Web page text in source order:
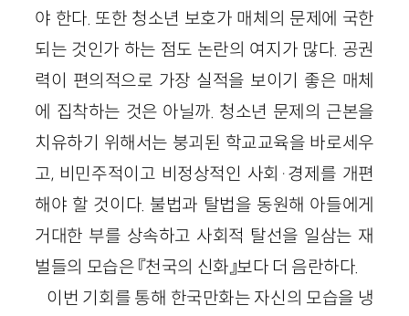
야 한다. 또한 청소년 보호가 매체의 문제에 국한
되는 것인가 하는 점도 논란의 여지가 많다. 공권
력이 편의적으로 가장 실적을 보이기 좋은 매체
에 집착하는 것은 아닐까. 청소년 문제의 근본을
치유하기 위해서는 붕괴된 학교교육을 바로세우
고, 비민주적이고 비정상적인 사회·경제를 개편
해야 할 것이다. 불법과 탈법을 동원해 아들에게
거대한 부를 상속하고 사회적 탈선을 일삼는 재
벌들의 모습은 『천국의 신화』보다 더 음란하다.
이번 기회를 통해 한국만화는 자신의 모습을 냉